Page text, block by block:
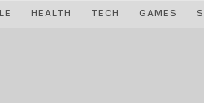
HEALTH TECH GAMES